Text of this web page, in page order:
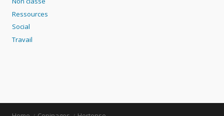
Ressources
Social
Travail